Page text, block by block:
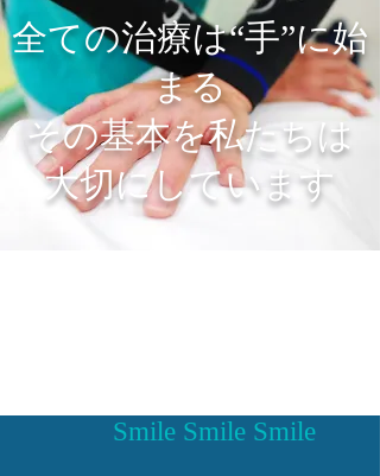
全ての治療は“手”に始
まる
その基本を私たちは
大切にしています
Smile Smile Smile